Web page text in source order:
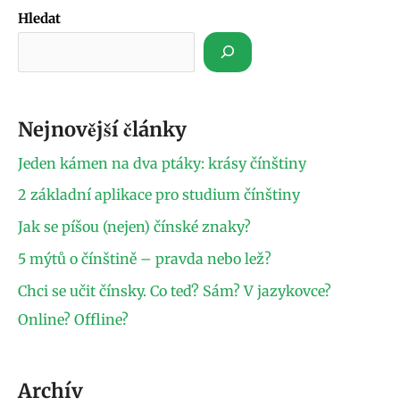
Hledat
Nejnovější články
Jeden kámen na dva ptáky: krásy čínštiny
2 základní aplikace pro studium čínštiny
Jak se píšou (nejen) čínské znaky?
5 mýtů o čínštině – pravda nebo lež?
Chci se učit čínsky. Co teď? Sám? V jazykovce?
Online? Offline?
Archív